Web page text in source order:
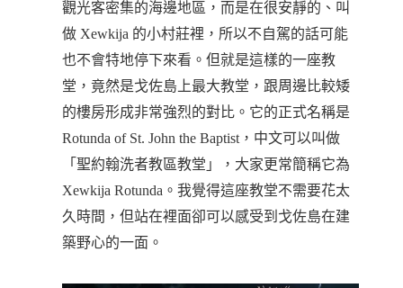
觀光客密集的海邊地區，而是在很安靜的、叫
做 Xewkija 的小村莊裡，所以不自駕的話可能
也不會特地停下來看。但就是這樣的一座教
堂，竟然是戈佐島上最大教堂，跟周邊比較矮
的樓房形成非常強烈的對比。它的正式名稱是
Rotunda of St. John the Baptist，中文可以叫做
「聖約翰洗者教區教堂」，大家更常簡稱它為
Xewkija Rotunda。我覺得這座教堂不需要花太
久時間，但站在裡面卻可以感受到戈佐島在建
築野心的一面。